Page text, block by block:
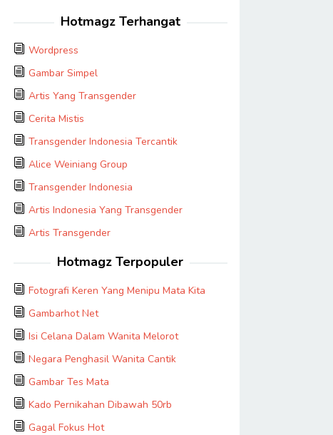
Hotmagz Terhangat
Wordpress
Gambar Simpel
Artis Yang Transgender
Cerita Mistis
Transgender Indonesia Tercantik
Alice Weiniang Group
Transgender Indonesia
Artis Indonesia Yang Transgender
Artis Transgender
Hotmagz Terpopuler
Fotografi Keren Yang Menipu Mata Kita
Gambarhot Net
Isi Celana Dalam Wanita Melorot
Negara Penghasil Wanita Cantik
Gambar Tes Mata
Kado Pernikahan Dibawah 50rb
Gagal Fokus Hot